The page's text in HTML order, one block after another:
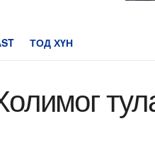
ТОД ХҮН